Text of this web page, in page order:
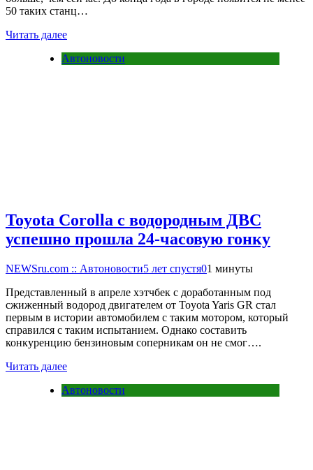
50 таких станц…
Читать далее
Автоновости
Toyota Corolla с водородным ДВС
успешно прошла 24-часовую гонку
NEWSru.com :: Автоновости5 лет спустя01 минуты
Представленный в апреле хэтчбек с доработанным под
сжиженный водород двигателем от Toyota Yaris GR стал
первым в истории автомобилем с таким мотором, который
справился с таким испытанием. Однако составить
конкуренцию бензиновым соперникам он не смог….
Читать далее
Автоновости